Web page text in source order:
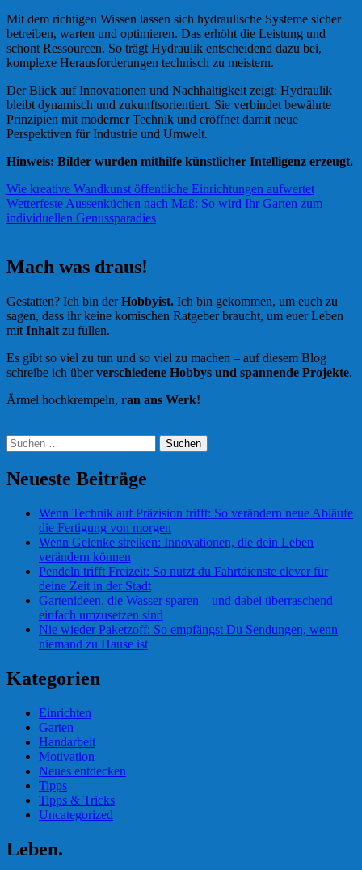
Mit dem richtigen Wissen lassen sich hydraulische Systeme sicher
betreiben, warten und optimieren. Das erhöht die Leistung und
schont Ressourcen. So trägt Hydraulik entscheidend dazu bei,
komplexe Herausforderungen technisch zu meistern.
Der Blick auf Innovationen und Nachhaltigkeit zeigt: Hydraulik
bleibt dynamisch und zukunftsorientiert. Sie verbindet bewährte
Prinzipien mit moderner Technik und eröffnet damit neue
Perspektiven für Industrie und Umwelt.
Hinweis: Bilder wurden mithilfe künstlicher Intelligenz erzeugt.
Beitragsnavigation
Wie kreative Wandkunst öffentliche Einrichtungen aufwertet
Wetterfeste Aussenküchen nach Maß: So wird Ihr Garten zum
individuellen Genussparadies
Mach was draus!
Gestatten? Ich bin derHobbyist. Ich bin gekommen, um euch zu
sagen, dass ihr keine komischen Ratgeber braucht, um euer Leben
mit Inhalt zu füllen.
Es gibt so viel zu tun und so viel zu machen – auf diesem Blog
schreibe ich überverschiedene Hobbys und spannende Projekte.
Ärmel hochkrempeln, ran ans Werk!
Suchen
nach:
Neueste Beiträge
Wenn Technik auf Präzision trifft: So verändern neue Abläufe
die Fertigung von morgen
Wenn Gelenke streiken: Innovationen, die dein Leben
verändern können
Pendeln trifft Freizeit: So nutzt du Fahrtdienste clever für
deine Zeit in der Stadt
Gartenideen, die Wasser sparen – und dabei überraschend
einfach umzusetzen sind
Nie wieder Paketzoff: So empfängst Du Sendungen, wenn
niemand zu Hause ist
Kategorien
Einrichten
Garten
Handarbeit
Motivation
Neues entdecken
Tipps
Tipps & Tricks
Uncategorized
Leben.